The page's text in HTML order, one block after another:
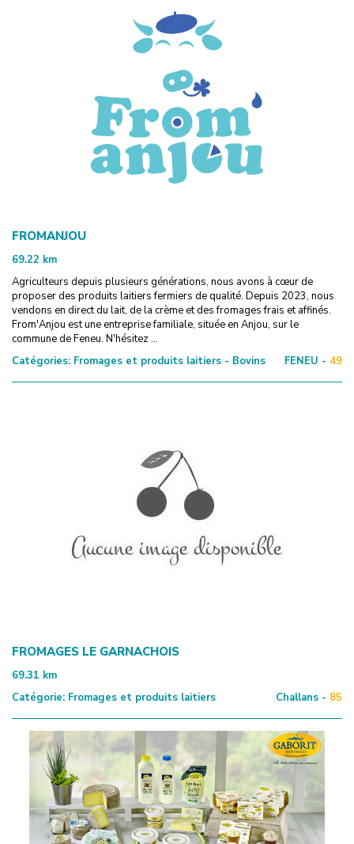
FROMANJOU
69.22 km
Agriculteurs depuis plusieurs générations, nous avons à cœur de
proposer des produits laitiers fermiers de qualité. Depuis 2023, nous
vendons en direct du lait, de la crème et des fromages frais et affinés.
From'Anjou est une entreprise familiale, située en Anjou, sur le
commune de Feneu. N'hésitez ...
Catégories: Fromages et produits laitiers - Bovins FENEU - 49
FROMAGES LE GARNACHOIS
69.31 km
Catégorie: Fromages et produits laitiers Challans - 85